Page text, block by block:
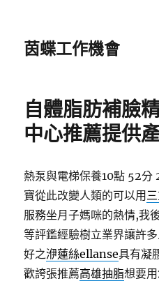
茵蝶工作機會
自體脂肪補臉
中心推薦提供
熱泵與電梯保養10點 52分
寶從此改變人類的可以用
服務坐月子媽咪的熱情,我
等評鑑經驗樹立業界讓許
好之洢蓮絲ellanse具有凝
歡誇張推薦高雄抽脂想要